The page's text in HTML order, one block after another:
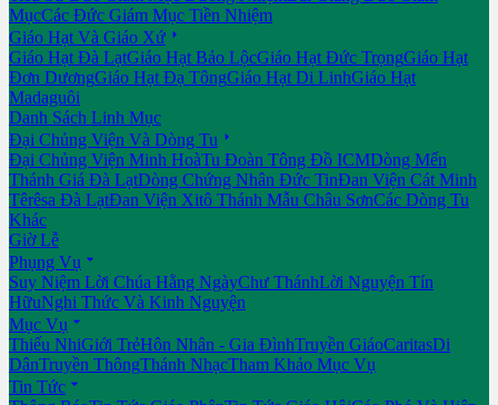
MụcCác Đức Giám Mục Tiền Nhiệm
Giáo Hạt Và Giáo Xứ 
Giáo Hạt Đà LạtGiáo Hạt Bảo LộcGiáo Hạt Đức TrọngGiáo Hạt
Đơn DươngGiáo Hạt Đạ TôngGiáo Hạt Di LinhGiáo Hạt
Madaguôi
Danh Sách Linh Mục
Đại Chủng Viện Và Dòng Tu 
Đại Chủng Viện Minh HoàTu Đoàn Tông Đồ ICMDòng Mến
Thánh Giá Đà LạtDòng Chứng Nhân Đức TinĐan Viện Cát Minh
Têrêsa Đà LạtĐan Viện Xitô Thánh Mẫu Châu SơnCác Dòng Tu
Khác
Giờ Lễ
Phụng Vụ 
Suy Niệm Lời Chúa Hằng NgàyChư ThánhLời Nguyện Tín
HữuNghi Thức Và Kinh Nguyện
Mục Vụ 
Thiếu NhiGiới TrẻHôn Nhân - Gia ĐìnhTruyền GiáoCaritasDi
DânTruyền ThôngThánh NhạcTham Khảo Mục Vụ
Tin Tức 